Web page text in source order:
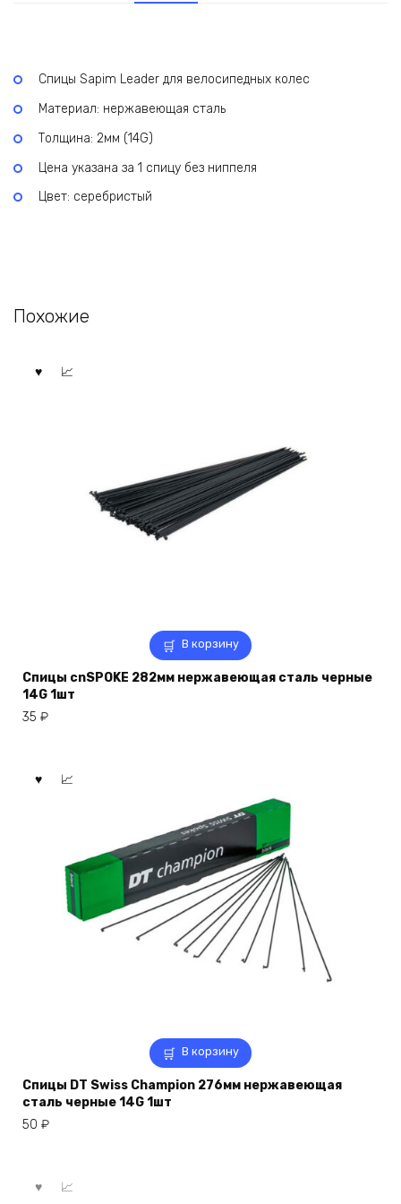
Спицы Sapim Leader для велосипедных колес
Материал: нержавеющая сталь
Толщина: 2мм (14G)
Цена указана за 1 спицу без ниппеля
Цвет: серебристый
Похожие
В корзину
Спицы cnSPOKE 282мм нержавеющая сталь черные
14G 1шт
35 ₽
В корзину
Спицы DT Swiss Champion 276мм нержавеющая
сталь черные 14G 1шт
50 ₽